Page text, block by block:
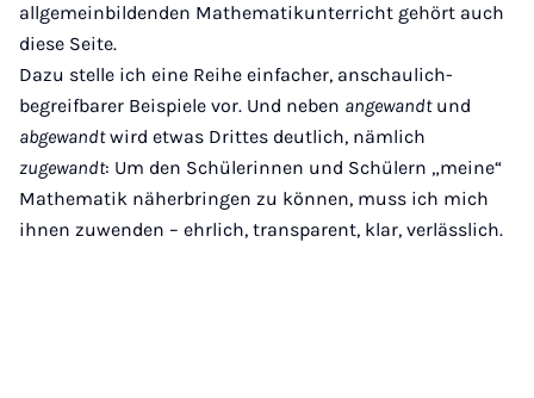
allgemeinbildenden Mathematikunterricht gehört auch
diese Seite.
Dazu stelle ich eine Reihe einfacher, anschaulich-
begreifbarer Beispiele vor. Und neben angewandtund
abgewandtwird etwas Drittes deutlich, nämlich
zugewandt: Um den Schülerinnen und Schülern „meine“
Mathematik näherbringen zu können, muss ich mich
ihnen zuwenden – ehrlich, transparent, klar, verlässlich.